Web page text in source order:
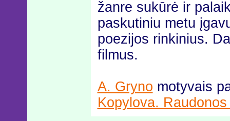
žanre sukūrė ir
paskutiniu metu
poezijos rinkinius.
filmus.
A. Gryno motyvais
Kopylova.